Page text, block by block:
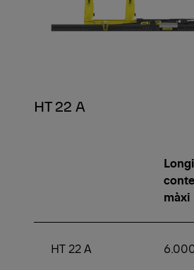
HT 22 A
màxi
HT 22 A